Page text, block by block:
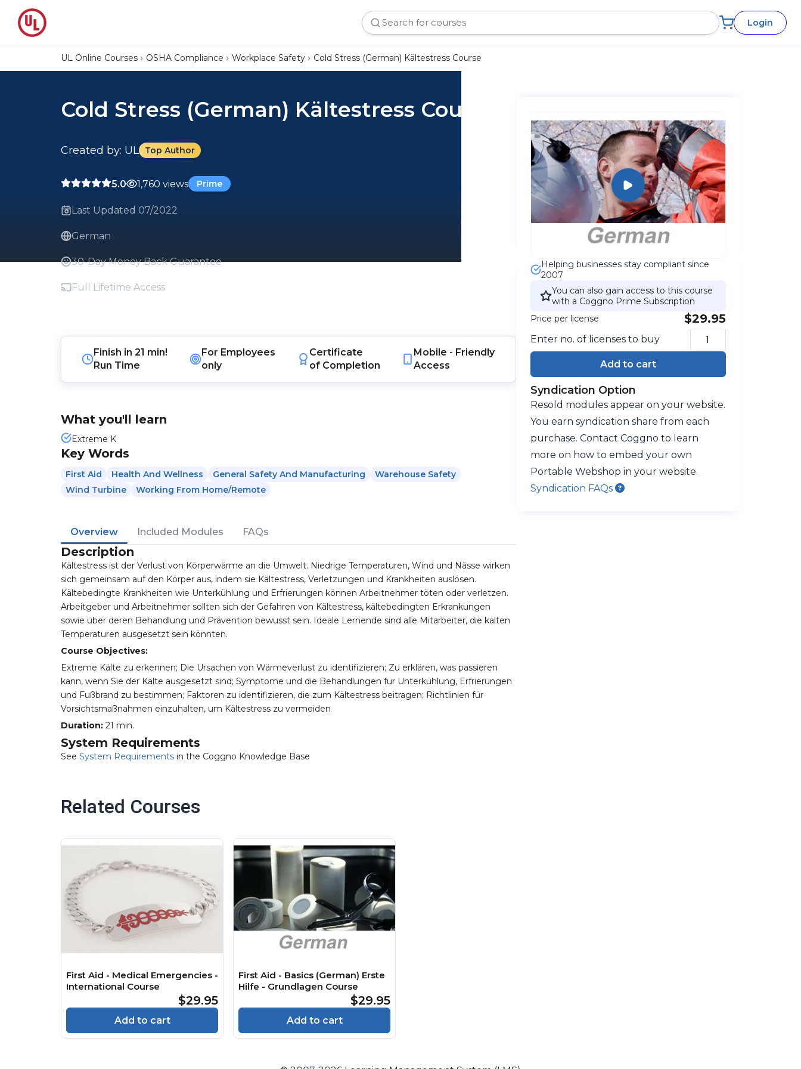
Login
UL Online Courses OSHA Compliance Workplace Safety Cold Stress (German) Kältestress Course
Cold Stress (German) Kältestress Course
Created by: UL Top Author
5.0 1,760 views Prime
Last Updated 07/2022
German
30-Day Money Back Guarantee
Full Lifetime Access
Finish in21 min!
Run Time
For Employees
only
Certificate
of Completion
Mobile - Friendly
Access
What you'll learn
Extreme K
Key Words
First Aid Health And Wellness General Safety And Manufacturing
Warehouse Safety
Wind Turbine
Working From Home/Remote
Overview Included Modules FAQs
Description
Kältestress ist der Verlust von Körperwärme an die Umwelt. Niedrige Temperaturen, Wind und Nässe wirken
sich gemeinsam auf den Körper aus, indem sie Kältestress, Verletzungen und Krankheiten auslösen.
Kältebedingte Krankheiten wie Unterkühlung und Erfrierungen können Arbeitnehmer töten oder verletzen.
Arbeitgeber und Arbeitnehmer sollten sich der Gefahren von Kältestress, kältebedingten Erkrankungen
sowie über deren Behandlung und Prävention bewusst sein. Ideale Lernende sind alle Mitarbeiter, die kalten
Temperaturen ausgesetzt sein könnten.
Course Objectives:
Extreme Kälte zu erkennen; Die Ursachen von Wärmeverlust zu identifizieren; Zu erklären, was passieren
kann, wenn Sie der Kälte ausgesetzt sind; Symptome und die Behandlungen für Unterkühlung, Erfrierungen
und Fußbrand zu bestimmen; Faktoren zu identifizieren, die zum Kältestress beitragen; Richtlinien für
Vorsichtsmaßnahmen einzuhalten, um Kältestress zu vermeiden
Duration: 21 min.
System Requirements
See System Requirements in the Coggno Knowledge Base
Helping businesses stay compliant since
2007
You can also gain access to this course
with a Coggno Prime Subscription
Price per license
$29.95
Enter no. of licenses to buy
Add to cart
Syndication Option
Resold modules appear on your website.
You earn syndication share from each
purchase. Contact Coggno to learn
more on how to embed your own
Portable Webshop in your website.
Syndication FAQs
Related Courses
First Aid - Medical Emergencies -
International Course
$29.95
Add to cart
First Aid - Basics (German) Erste
Hilfe - Grundlagen Course
$29.95
Add to cart